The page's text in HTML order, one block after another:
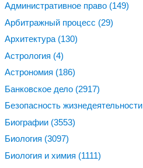
Административное право (149)
Арбитражный процесс (29)
Архитектура (130)
Астрология (4)
Астрономия (186)
Банковское дело (2917)
Безопасность жизнедеятельности
Биографии (3553)
Биология (3097)
Биология и химия (1111)